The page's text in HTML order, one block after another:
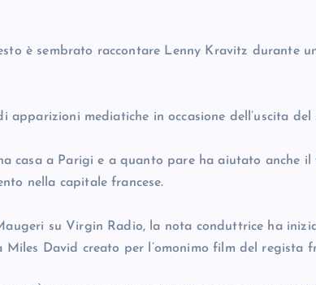
è sembrato raccontare Lenny Kravitz durante
apparizioni mediatiche in occasione dell’uscita del
casa a Parigi e a quanto pare ha aiutato anche
nella capitale francese.
su Virgin Radio, la nota conduttrice ha
Miles David creato per l’omonimo film del regista